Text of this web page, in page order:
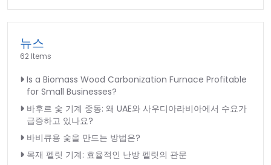
뉴스
62 Items
Is a Biomass Wood Carbonization Furnace Profitable
for Small Businesses?
바후르 숯 기계 중동: 왜 UAE와 사우디아라비아에서 수요가
급증하고 있나요?
바비큐용 숯을 만드는 방법은?
목재 펠릿 기계: 효율적인 난방 펠릿의 관문